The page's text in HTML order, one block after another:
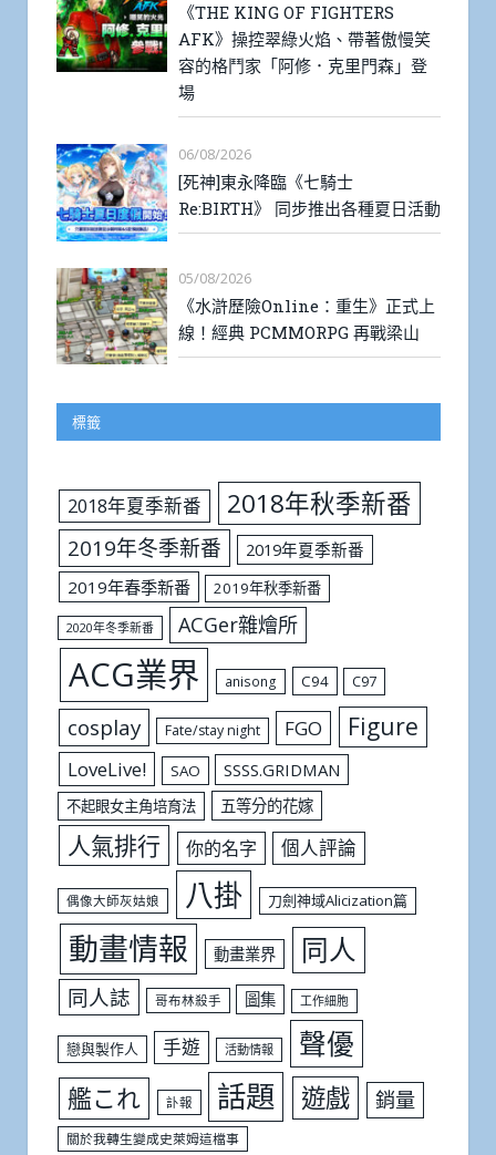
《THE KING OF FIGHTERS
AFK》操控翠綠火焰、帶著傲慢笑
容的格鬥家「阿修．克里門森」登
場
06/08/2026
[死神]東永降臨《七騎士
Re:BIRTH》 同步推出各種夏日活動
05/08/2026
《水滸歷險Online：重生》正式上
線！經典 PCMMORPG 再戰梁山
標籤
2018年夏季新番 2018年秋季新番
2019年冬季新番
2019年夏季新番
2019年春季新番
2019年秋季新番
2020年冬季新番 ACGer雜燴所
ACG業界 anisong C94 C97
cosplay Fate/stay night FGO Figure
LoveLive! SAO SSSS.GRIDMAN
不起眼女主角培育法 五等分的花嫁
人氣排行 你的名字 個人評論
偶像大師灰姑娘 八掛 刀劍神域Alicization篇
動畫情報 動畫業界 同人
同人誌 哥布林殺手 圖集 工作細胞
戀與製作人 手遊 活動情報 聲優
艦これ 訃報 話題 遊戲 銷量
關於我轉生變成史萊姆這檔事